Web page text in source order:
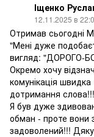
Іщенко
12.11.2025 в
Отримав сьогодні
"Мені дуже
вигляд: "ДОРОГО-
Окремо хочу
комунікація швидка
дотримання
Я був дуже
обман - проте вони
задоволений!!!